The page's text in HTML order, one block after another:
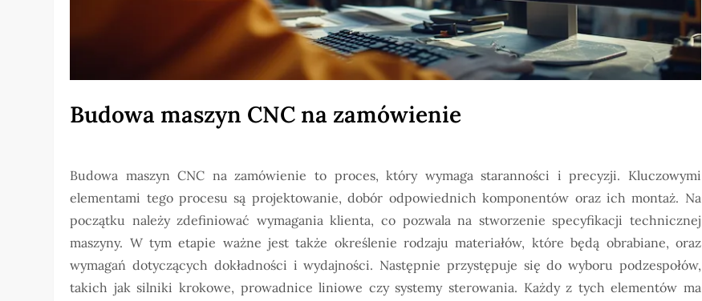
Budowa maszyn CNC na zamówienie
Budowa maszyn CNC na zamówienie to proces, który wymaga staranności i precyzji. Kluczowymi
elementami tego procesu są projektowanie, dobór odpowiednich komponentów oraz ich montaż. Na
początku należy zdefiniować wymagania klienta, co pozwala na stworzenie specyfikacji technicznej
maszyny. W tym etapie ważne jest także określenie rodzaju materiałów, które będą obrabiane, oraz
wymagań dotyczących dokładności i wydajności. Następnie przystępuje się do wyboru podzespołów,
takich jak silniki krokowe, prowadnice liniowe czy systemy sterowania. Każdy z tych elementów ma